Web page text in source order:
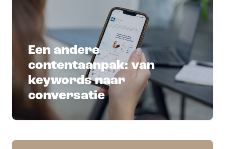
Een andere
contentaanpak: van
keywords naar
conversatie